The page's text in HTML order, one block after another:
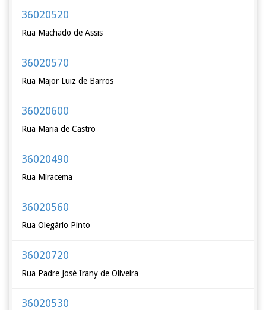
36020520
Rua Machado de Assis
36020570
Rua Major Luiz de Barros
36020600
Rua Maria de Castro
36020490
Rua Miracema
36020560
Rua Olegário Pinto
36020720
Rua Padre José Irany de Oliveira
36020530